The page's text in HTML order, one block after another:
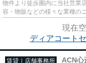
物件より徒歩圏内に当社営業
容・物販などの様々な業種の
尚、弊社ではおとり広告は一
現在
ディアコート
賃貸｜店舗事務所 ACN